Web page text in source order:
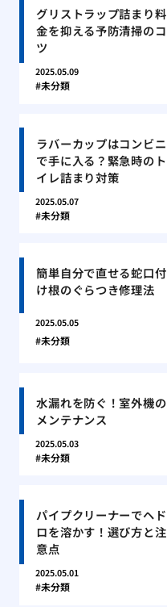
グリストラップ詰まり料
金を抑える予防清掃のコ
ツ
2025.05.09
未分類
ラバーカップはコンビニ
で手に入る？緊急時のト
イレ詰まり対策
2025.05.07
未分類
簡単自分で直せる蛇口付
け根のぐらつき修理法
2025.05.05
未分類
水漏れを防ぐ！室外機の
メンテナンス
2025.05.03
未分類
パイプクリーナーでヘド
ロを溶かす！選び方と注
意点
2025.05.01
未分類